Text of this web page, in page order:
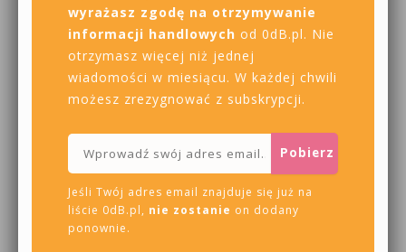
wyrażasz zgodę na otrzymywanie
informacji handlowych od 0dB.pl. Nie
otrzymasz więcej niż jednej
wiadomości w miesiącu. W każdej chwili
możesz zrezygnować z subskrypcji.
Jeśli Twój adres email znajduje się już na
liście 0dB.pl, nie zostanie on dodany
ponownie.